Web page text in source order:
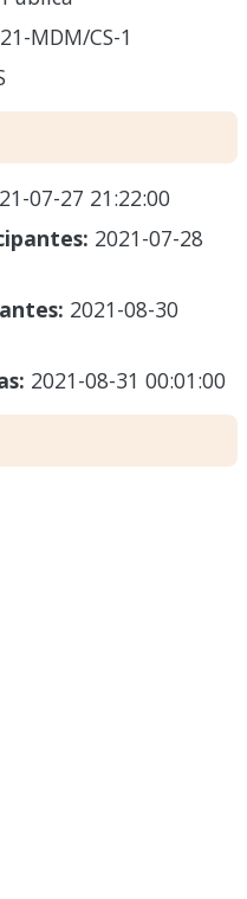
MDM/CS-1
07-27 21:22:00
2021-07-28
2021-08-30
2021-08-31 00:01:00